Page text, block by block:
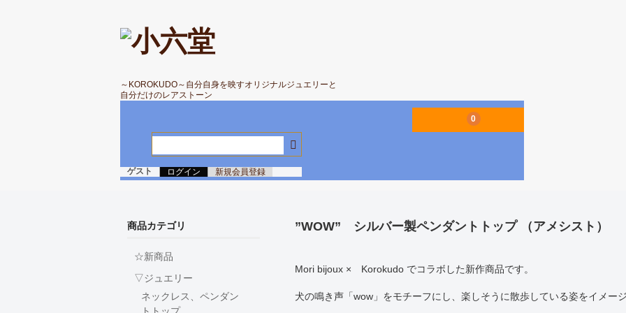
～KOROKUDO～自分自身を映すオリジナルジュエリーと
自分だけのレアストーン
0
ゲスト ログイン 新規会員登録
”WOW” シルバー製ペンダントトップ （アメシスト）
Mori bijoux × Korokudo でコラボした新作商品です。
犬の鳴き声「wow」をモチーフにし、楽しそうに散歩している姿をイメー
商品カテゴリ
☆新商品
▽ジュエリー
ネックレス、ペンダン